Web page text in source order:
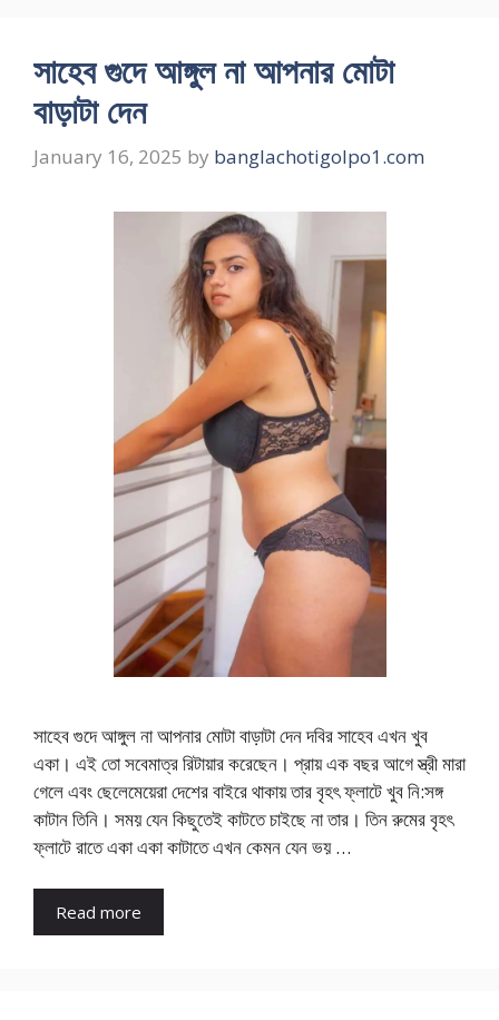
সাহেব গুদে আঙ্গুল না আপনার মোটা
বাড়াটা দেন
January 16, 2025 by banglachotigolpo1.com
সাহেব গুদে আঙ্গুল না আপনার মোটা বাড়াটা দেন দবির সাহেব এখন খুব
একা। এই তো সবেমাত্র রিটায়ার করেছেন। প্রায় এক বছর আগে স্ত্রী মারা
গেলে এবং ছেলেমেয়েরা দেশের বাইরে থাকায় তার বৃহৎ ফ্লাটে খুব নি:সঙ্গ
কাটান তিনি। সময় যেন কিছুতেই কাটতে চাইছে না তার। তিন রুমের বৃহৎ
ফ্লাটে রাতে একা একা কাটাতে এখন কেমন যেন ভয় …
Read more